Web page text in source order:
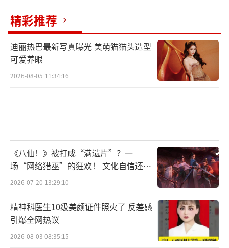
精彩推荐
迪丽热巴最新写真曝光 美萌猫猫头造型
可爱养眼
2026-08-05 11:34:16
《八仙！》被打成“满遗片”？一
场“网络猎巫”的狂欢！ 文化自信还是
焦虑？
2026-07-20 13:29:10
精神科医生10级美颜证件照火了 反差感
引爆全网热议
2026-08-03 08:35:15